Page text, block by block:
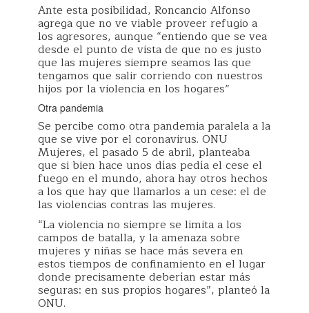
Ante esta posibilidad, Roncancio Alfonso
agrega que no ve viable proveer refugio a
los agresores, aunque “entiendo que se vea
desde el punto de vista de que no es justo
que las mujeres siempre seamos las que
tengamos que salir corriendo con nuestros
hijos por la violencia en los hogares”
Otra pandemia
Se percibe como otra pandemia paralela a la
que se vive por el coronavirus. ONU
Mujeres, el pasado 5 de abril, planteaba
que si bien hace unos días pedía el cese el
fuego en el mundo, ahora hay otros hechos
a los que hay que llamarlos a un cese: el de
las violencias contras las mujeres.
“La violencia no siempre se limita a los
campos de batalla, y la amenaza sobre
mujeres y niñas se hace más severa en
estos tiempos de confinamiento en el lugar
donde precisamente deberían estar más
seguras: en sus propios hogares”, planteó la
ONU.